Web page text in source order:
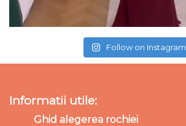
Follow on Instagram
Informatii utile:
Ghid alegerea rochiei